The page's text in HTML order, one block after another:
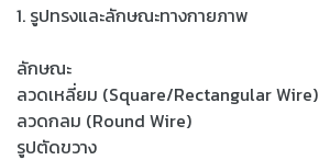
1. รูปทรงและลักษณะทางกายภาพ
ลักษณะ
ลวดเหลี่ยม (Square/Rectangular Wire)
ลวดกลม (Round Wire)
รูปตัดขวาง